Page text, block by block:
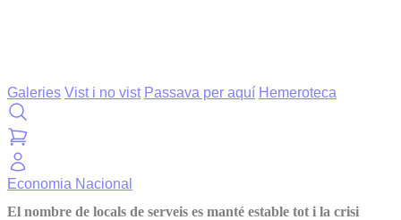
Galeries Vist i no vist Passava per aquí Hemeroteca
Economia Nacional
El nombre de locals de serveis es manté estable tot i la crisi